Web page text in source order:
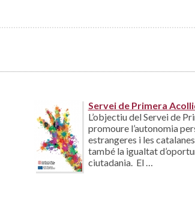
Servei de Primera
L’objectiu del Servei de
promoure l’autonomia
estrangeres i les
també la igualtat
ciutadania. El …